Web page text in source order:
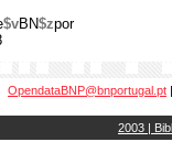
$vBN$zpor
OpendataBNP@bnportugal.pt
2003 |